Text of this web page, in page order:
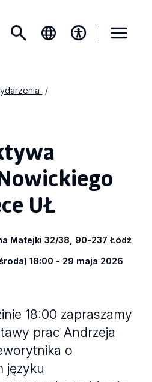
UŁ
Matejki 32/38, 90-237 Łódź
18:00 - 29 maja 2026
18:00 zapraszamy
prac Andrzeja
o
języku